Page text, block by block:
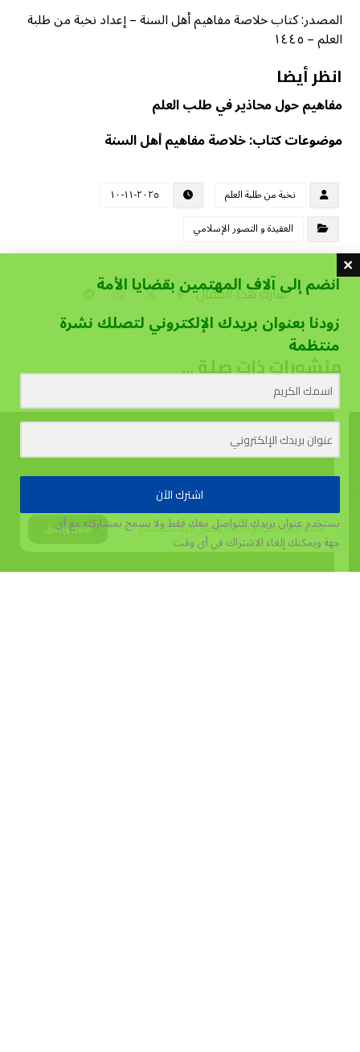
المصدر: كتاب خلاصة مفاهيم أهل السنة – إعداد نخبة من طلبة
العلم – ١٤٤٥
انظر أيضا
مفاهيم حول محاذير في طلب العلم
موضوعات كتاب: خلاصة مفاهيم أهل السنة
نخبة من طلبة العلم
٢٠٢٥-١١-١٠
العقيدة و التصور الإسلامي
منشورات ذات صلة ...
يستخدم هذا الموقع الكوكيز لتحسين تجربة المستخدم. قبول وإغلاق
انضم إلى آلاف المهتمين بقضايا الأمة
زودنا بعنوان بريدك الإلكتروني لتصلك نشرة
منتظمة
اشترك الآن
نستخدم عنوان بريدك للتواصل معك فقط ولا نسمح بمشاركته مع أي
جهةويمكنك إلغاء الاشتراك في أي وقت